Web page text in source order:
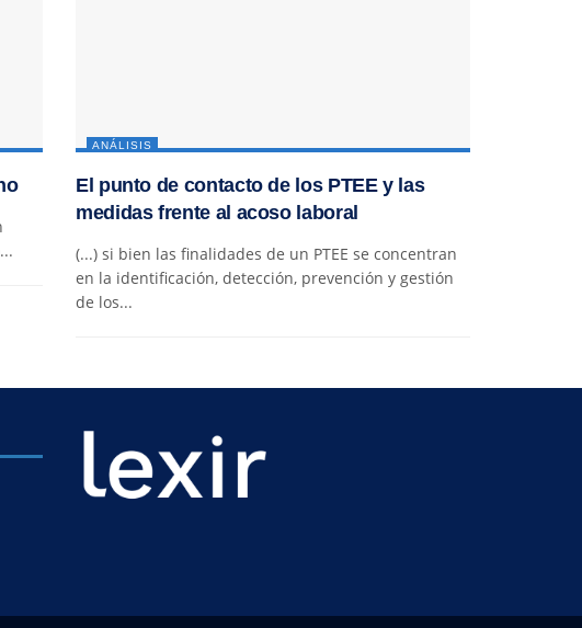
ANÁLISIS
El punto de contacto de los PTEE y las
medidas frente al acoso laboral
(...) si bien las finalidades de un PTEE se concentran
en la identificación, detección, prevención y gestión
de los...